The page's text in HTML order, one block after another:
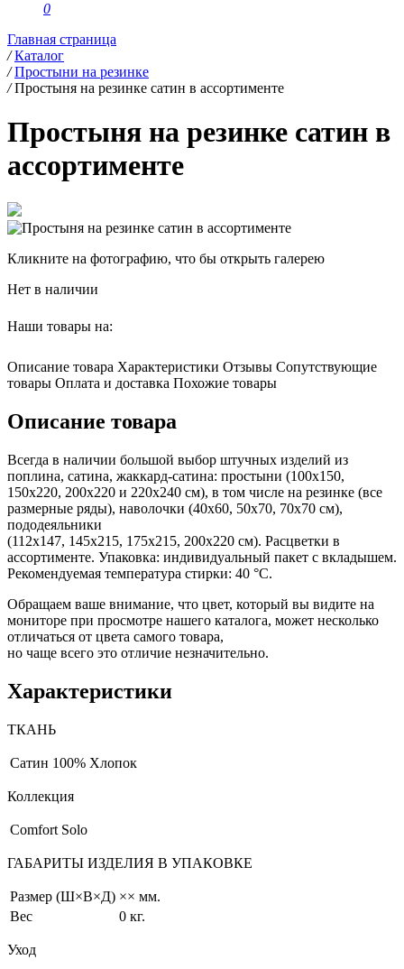
0
Главная страница
/ Каталог
/ Простыни на резинке
/ Простыня на резинке сатин в ассортименте
Простыня на резинке сатин в
ассортименте
Кликните на фотографию, что бы открыть галерею
Нет в наличии
Наши товары на:
Описание товара Характеристики Отзывы Сопутствующие
товары Оплата и доставка Похожие товары
Описание товара
Всегда в наличии большой выбор штучных изделий из
поплина, сатина, жаккард-сатина: простыни (100х150,
150х220, 200х220 и 220х240 см), в том числе на резинке (все
размерные ряды), наволочки (40х60, 50х70, 70х70 см),
пододеяльники
(112х147, 145х215, 175х215, 200х220 см). Расцветки в
ассортименте. Упаковка: индивидуальный пакет с вкладышем.
Рекомендуемая температура стирки: 40 °С.
Обращаем ваше внимание, что цвет, который вы видите на
мониторе при просмотре нашего каталога, может несколько
отличаться от цвета самого товара,
но чаще всего это отличие незначительно.
Характеристики
ТКАНЬ
Сатин 100% Хлопок
Коллекция
Comfort Solo
ГАБАРИТЫ ИЗДЕЛИЯ В УПАКОВКЕ
Размер (Ш×В×Д) ×× мм.
Вес
0 кг.
Уход